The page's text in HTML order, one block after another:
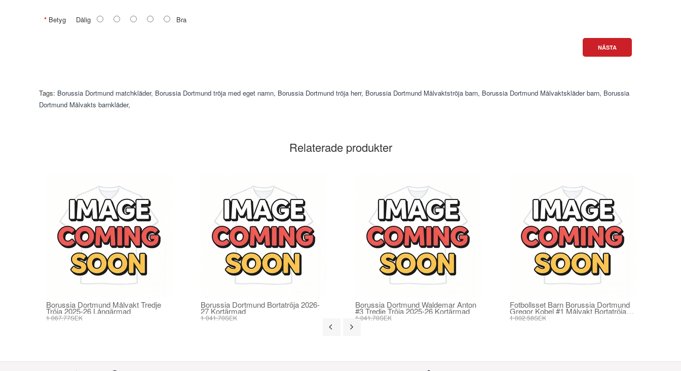
Betyg Dålig Bra
NÄSTA
Tags: Borussia Dortmund matchkläder, Borussia Dortmund tröja med eget namn, Borussia Dortmund tröja herr, Borussia Dortmund Målvaktströja barn, Borussia Dortmund Målvaktskläder barn, Borussia
Dortmund Målvakts barnkläder,
Relaterade produkter
Borussia Dortmund Målvakt Tredje
Tröja 2025-26 Långärmad
1 067.77SEK
Borussia Dortmund Bortatröja 2026-
27 Kortärmad
1 041.70SEK
Borussia Dortmund Waldemar Anton
#3 Tredje Tröja 2025-26 Kortärmad
1 041.70SEK
Fotbollsset Barn Borussia Dortmund
Gregor Kobel #1 Målvakt Bortatröja
2025-26 Mini-Kit Kortärmad (+ korta
1 002.58SEK